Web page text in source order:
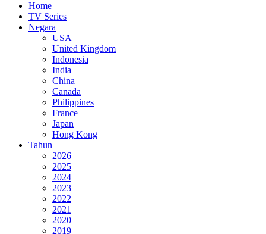
Home
TV Series
Negara
USA
United Kingdom
Indonesia
India
China
Canada
Philippines
France
Japan
Hong Kong
Tahun
2026
2025
2024
2023
2022
2021
2020
2019